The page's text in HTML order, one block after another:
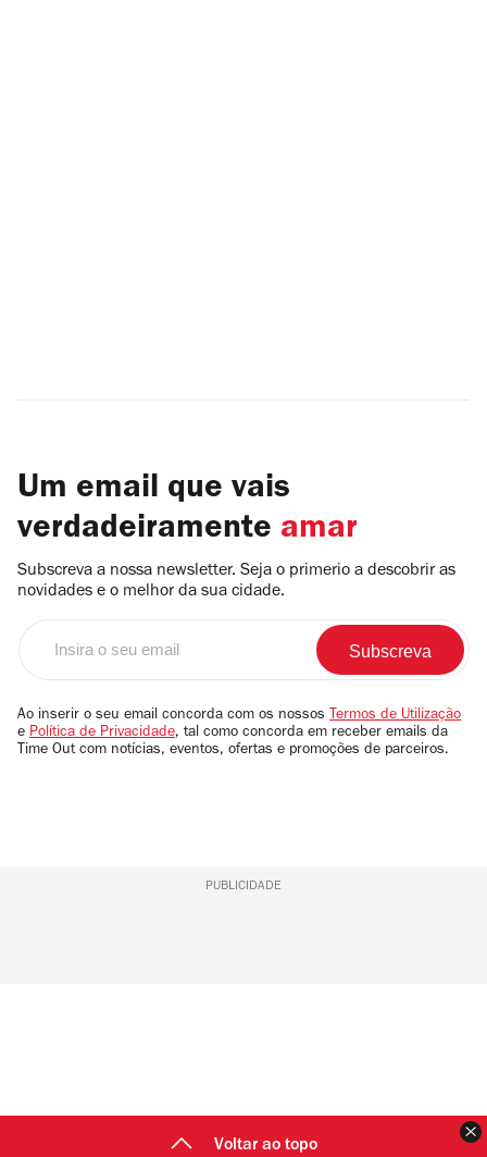
Um email que vais
verdadeiramente amar
Subscreva a nossa newsletter. Seja o primerio a descobrir as
novidades e o melhor da sua cidade.
email
Ao inserir o seu email concorda com os nossos Termos de Utilização
e Política de Privacidade, tal como concorda em receber emails da
Time Out com notícias, eventos, ofertas e promoções de parceiros.
PUBLICIDADE
Voltar ao topo